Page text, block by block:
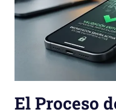
El Proceso